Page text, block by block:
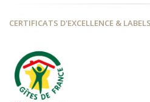
CERTIFICATS D'EXCELLENCE & LABELS